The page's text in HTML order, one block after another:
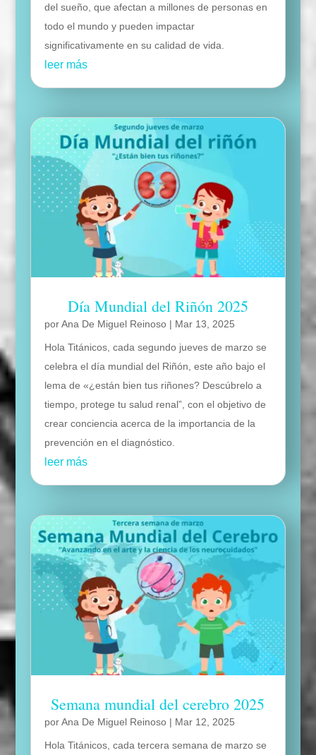
del sueño, que afectan a millones de personas en
todo el mundo y pueden impactar
significativamente en su calidad de vida.
leer más
Día Mundial del Riñón 2025
porAna De Miguel Reinoso| Mar 13, 2025
Hola Titánicos, cada segundo jueves de marzo se
celebra el día mundial del Riñón, este año bajo el
lema de «¿están bien tus riñones? Descúbrelo a
tiempo, protege tu salud renal”, con el objetivo de
crear conciencia acerca de la importancia de la
prevención en el diagnóstico.
leer más
Semana mundial del cerebro 2025
porAna De Miguel Reinoso| Mar 12, 2025
Hola Titánicos, cada tercera semana de marzo se